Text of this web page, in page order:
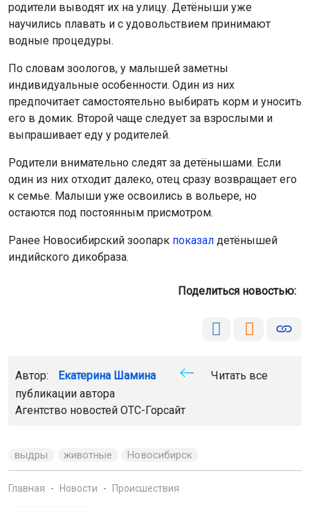
родители выводят их на улицу. Детёныши уже
научились плавать и с удовольствием принимают
водные процедуры.
По словам зоологов, у малышей заметны
индивидуальные особенности. Один из них
предпочитает самостоятельно выбирать корм и уносить
его в домик. Второй чаще следует за взрослыми и
выпрашивает еду у родителей.
Родители внимательно следят за детёнышами. Если
один из них отходит далеко, отец сразу возвращает его
к семье. Малыши уже освоились в вольере, но
остаются под постоянным присмотром.
Ранее Новосибирский зоопарк показал детёнышей
индийского дикобраза.
Поделиться новостью:
Автор: Екатерина Шамина
Читать все
публикации автора
Агентство новостей ОТС-Горсайт
выдры животные Новосибирск
Главная Новости Происшествия